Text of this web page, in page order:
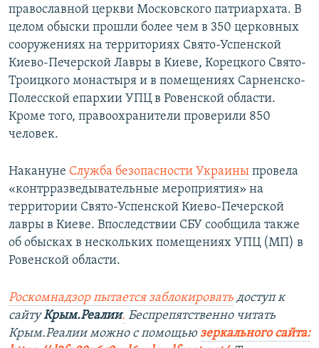
православной церкви Московского патриархата. В
целом обыски прошли более чем в 350 церковных
сооружениях на территориях Свято-Успенской
Киево-Печерской Лавры в Киеве, Корецкого Свято-
Троицкого монастыря и в помещениях Сарненско-
Полесской епархии УПЦ в Ровенской области.
Кроме того, правоохранители проверили 850
человек.
Накануне Служба безопасности Украины провела
«контрразведывательные мероприятия» на
территории Свято-Успенской Киево-Печерской
лавры в Киеве. Впоследствии СБУ сообщила также
об обысках в нескольких помещениях УПЦ (МП) в
Ровенской области.
Роскомнадзор пытается заблокировать доступ к
сайтуКрым.Реалии. Беспрепятственно читать
Крым.Реалии можно с помощью зеркального сайта: